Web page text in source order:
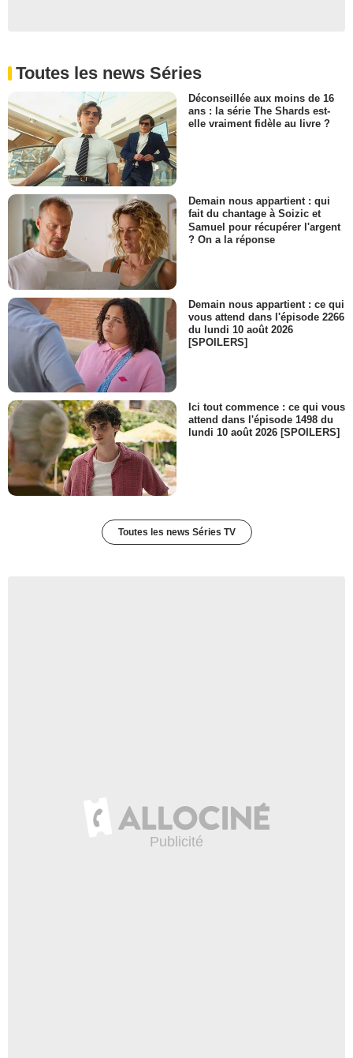
Toutes les news Séries
Déconseillée aux moins de 16
ans : la série The Shards est-
elle vraiment fidèle au livre ?
Demain nous appartient : qui
fait du chantage à Soizic et
Samuel pour récupérer l'argent
? On a la réponse
Demain nous appartient : ce qui
vous attend dans l'épisode 2266
du lundi 10 août 2026
[SPOILERS]
Ici tout commence : ce qui vous
attend dans l'épisode 1498 du
lundi 10 août 2026 [SPOILERS]
Toutes les news Séries TV